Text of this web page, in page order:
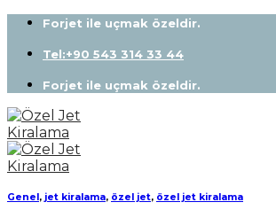
Skip
content
Forjet ile uçmak özeldir.
Tel:+90 543 314 33 44
Forjet ile uçmak özeldir.
Genel, jet kiralama, özel jet, özel jet kiralama